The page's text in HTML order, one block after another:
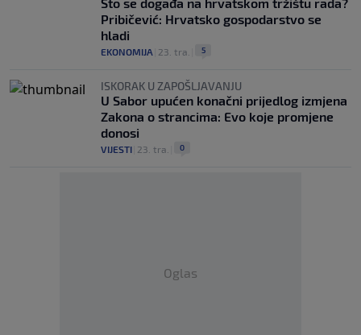
Pribičević: Hrvatsko gospodarstvo se
hladi
EKONOMIJA 23. tra. 5
ISKORAK U ZAPOŠLJAVANJU
U Sabor upućen konačni prijedlog izmjena
Zakona o strancima: Evo koje promjene
donosi
VIJESTI 23. tra. 0
Oglas